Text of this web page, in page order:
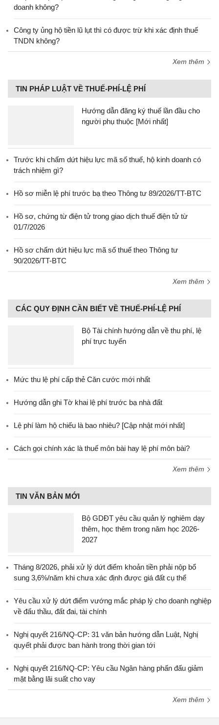
doanh không?
Công ty ủng hộ tiền lũ lụt thì có được trừ khi xác định thuế
TNDN không?
Xem thêm
TIN PHÁP LUẬT VỀ THUẾ-PHÍ-LỆ PHÍ
Hướng dẫn đăng ký thuế lần đầu cho
người phụ thuộc [Mới nhất]
Trước khi chấm dứt hiệu lực mã số thuế, hộ kinh doanh có
trách nhiệm gì?
Hồ sơ miễn lệ phí trước bạ theo Thông tư 89/2026/TT-BTC
Hồ sơ, chứng từ điện tử trong giao dịch thuế điện tử từ
01/7/2026
Hồ sơ chấm dứt hiệu lực mã số thuế theo Thông tư
90/2026/TT-BTC
Xem thêm
CÁC QUY ĐỊNH CẦN BIẾT VỀ THUẾ-PHÍ-LỆ PHÍ
Bộ Tài chính hướng dẫn về thu phí, lệ
phí trực tuyến
Mức thu lệ phí cấp thẻ Căn cước mới nhất
Hướng dẫn ghi Tờ khai lệ phí trước bạ nhà đất
Lệ phí làm hộ chiếu là bao nhiêu? [Cập nhật mới nhất]
Cách gọi chính xác là thuế môn bài hay lệ phí môn bài?
Xem thêm
TIN VĂN BẢN MỚI
Bộ GDĐT yêu cầu quản lý nghiêm dạy
thêm, học thêm trong năm học 2026-
2027
Tháng 8/2026, phải xử lý dứt điểm khoản tiền phải nộp bổ
sung 3,6%/năm khi chưa xác định được giá đất cụ thể
Yêu cầu xử lý dứt điểm vướng mắc pháp lý cho doanh nghiệp
về đấu thầu, đất đai, tài chính
Nghị quyết 216/NQ-CP: 31 văn bản hướng dẫn Luật, Nghị
quyết phải được ban hành trong thời gian tới
Nghị quyết 216/NQ-CP: Yêu cầu Ngân hàng phấn đấu giảm
mặt bằng lãi suất cho vay
Xem thêm